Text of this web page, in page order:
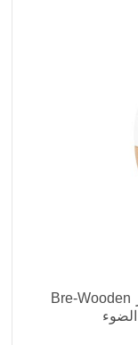
Bre-Wooden قاعدة صغيرة الفن الكهربائية الناشر